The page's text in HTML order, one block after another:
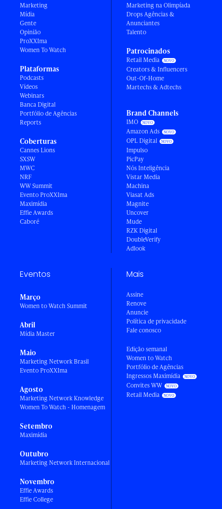
Marketing
Mídia
Gente
Opinião
ProXXIma
Women To Watch
Plataformas
Podcasts
Vídeos
Webinars
Banca Digital
Portfólio de Agências
Reports
Coberturas
Cannes Lions
SXSW
MWC
NRF
WW Summit
Evento ProXXIma
Maximídia
Effie Awards
Caboré
Marketing na Olimpíada
Drops Agências &
Anunciantes
Talento
Patrocinados
Retail Media
Creators & Influencers
Out-Of-Home
Martechs & Adtechs
Brand Channels
IMO
Amazon Ads
OPL Digital
Impulso
PicPay
Nós Inteligência
Vistar Media
Machina
Viasat Ads
Magnite
Uncover
Mude
RZK Digital
DoubleVerify
Adlook
Eventos
Março
Women to Watch Summit
Abril
Mídia Master
Maio
Marketing Network Brasil
Evento ProXXIma
Agosto
Marketing Network Knowledge
Women To Watch - Homenagem
Setembro
Maximídia
Outubro
Marketing Network Internacional
Novembro
Effie Awards
Effie College
Mais
Assine
Renove
Anuncie
Política de privacidade
Fale conosco
Edição semanal
Women to Watch
Portfólio de Agências
Ingressos Maximídia
Convites WW
Retail Media